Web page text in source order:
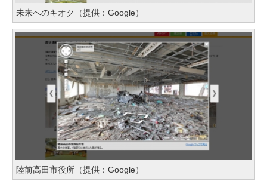
未来へのキオク（提供：Google）
陸前高田市役所（提供：Google）